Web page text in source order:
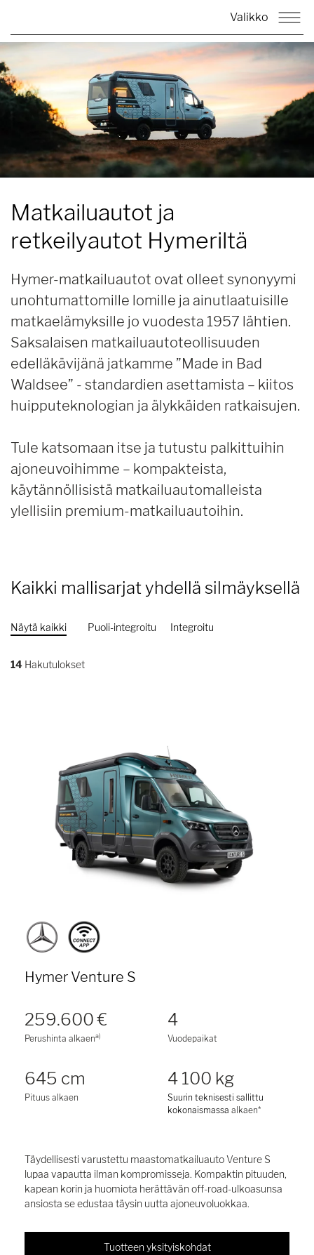
Valikko
Matkailuautot ja
retkeilyautot Hymeriltä
Hymer-matkailuautot ovat olleet synonyymi
unohtumattomille lomille ja ainutlaatuisille
matkaelämyksille jo vuodesta 1957 lähtien.
Saksalaisen matkailuautoteollisuuden
edelläkävijänä jatkamme ”Made in Bad
Waldsee” - standardien asettamista – kiitos
huipputeknologian ja älykkäiden ratkaisujen.
Tule katsomaan itse ja tutustu palkittuihin
ajoneuvoihimme – kompakteista,
käytännöllisistä matkailuautomalleista
ylellisiin premium-matkailuautoihin.
Kaikki mallisarjatyhdellä silmäyksellä
Näytä kaikki Puoli-integroitu Integroitu
14 Hakutulokset
Hymer Venture S
259.600 €
Perushinta alkaena)
4
Vuodepaikat
645 cm
Pituus alkaen
4 100 kg
Suurin teknisesti sallittu
kokonaismassa alkaen*
Täydellisesti varustettu maastomatkailuauto Venture S
lupaa vapautta ilman kompromisseja. Kompaktin pituuden,
kapean korin ja huomiota herättävän off-road-ulkoasunsa
ansiosta se edustaa täysin uutta ajoneuvoluokkaa.
Tuotteen yksityiskohdat